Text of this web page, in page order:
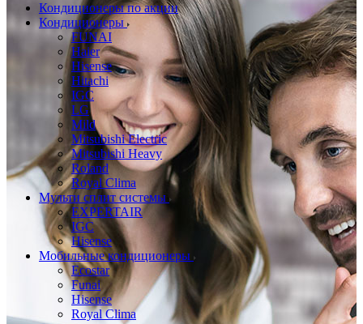
Кондиционеры по акции
Кондиционеры
FUNAI
Haier
Hisense
Hitachi
IGC
LG
Mild
Mitsubishi Electric
Mitsubishi Heavy
Roland
Royal Clima
Мульти сплит системы
EXPERTAIR
IGC
Hisense
Мобильные кондиционеры
Ecostar
Funai
Hisense
Royal Clima